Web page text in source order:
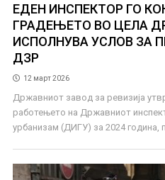
ЕДЕН ИНСПЕКТОР ГО
ГРАДЕЊЕТО ВО ЦЕЛА
ИСПОЛНУВА УСЛОВ ЗА
ДЗР
12 март 2026
Државниот завод за ревизија
работењето на Државниот
урбанизам (ДИГУ) за 2024 година,